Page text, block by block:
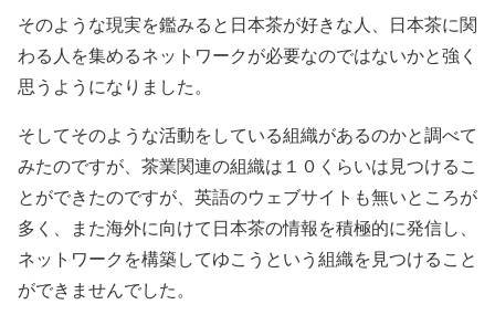
そのような現実を鑑みると日本茶が好きな人、日本茶に関
わる人を集めるネットワークが必要なのではないかと強く
思うようになりました。
そしてそのような活動をしている組織があるのかと調べて
みたのですが、茶業関連の組織は１０くらいは見つけるこ
とができたのですが、英語のウェブサイトも無いところが
多く、また海外に向けて日本茶の情報を積極的に発信し、
ネットワークを構築してゆこうという組織を見つけること
ができませんでした。